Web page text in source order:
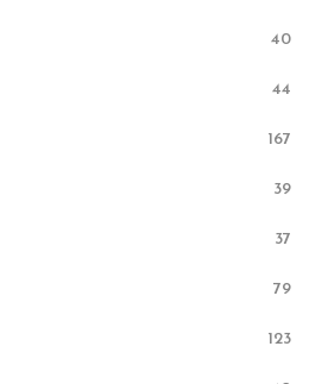
40
44
167
39
37
79
123